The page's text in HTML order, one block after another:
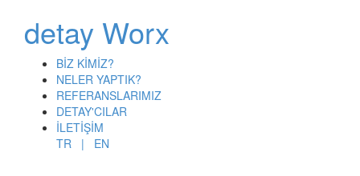
detay Worx
BİZ KİMİZ?
NELER YAPTIK?
REFERANSLARIMIZ
DETAY'CILAR
İLETİŞİM
TR | EN